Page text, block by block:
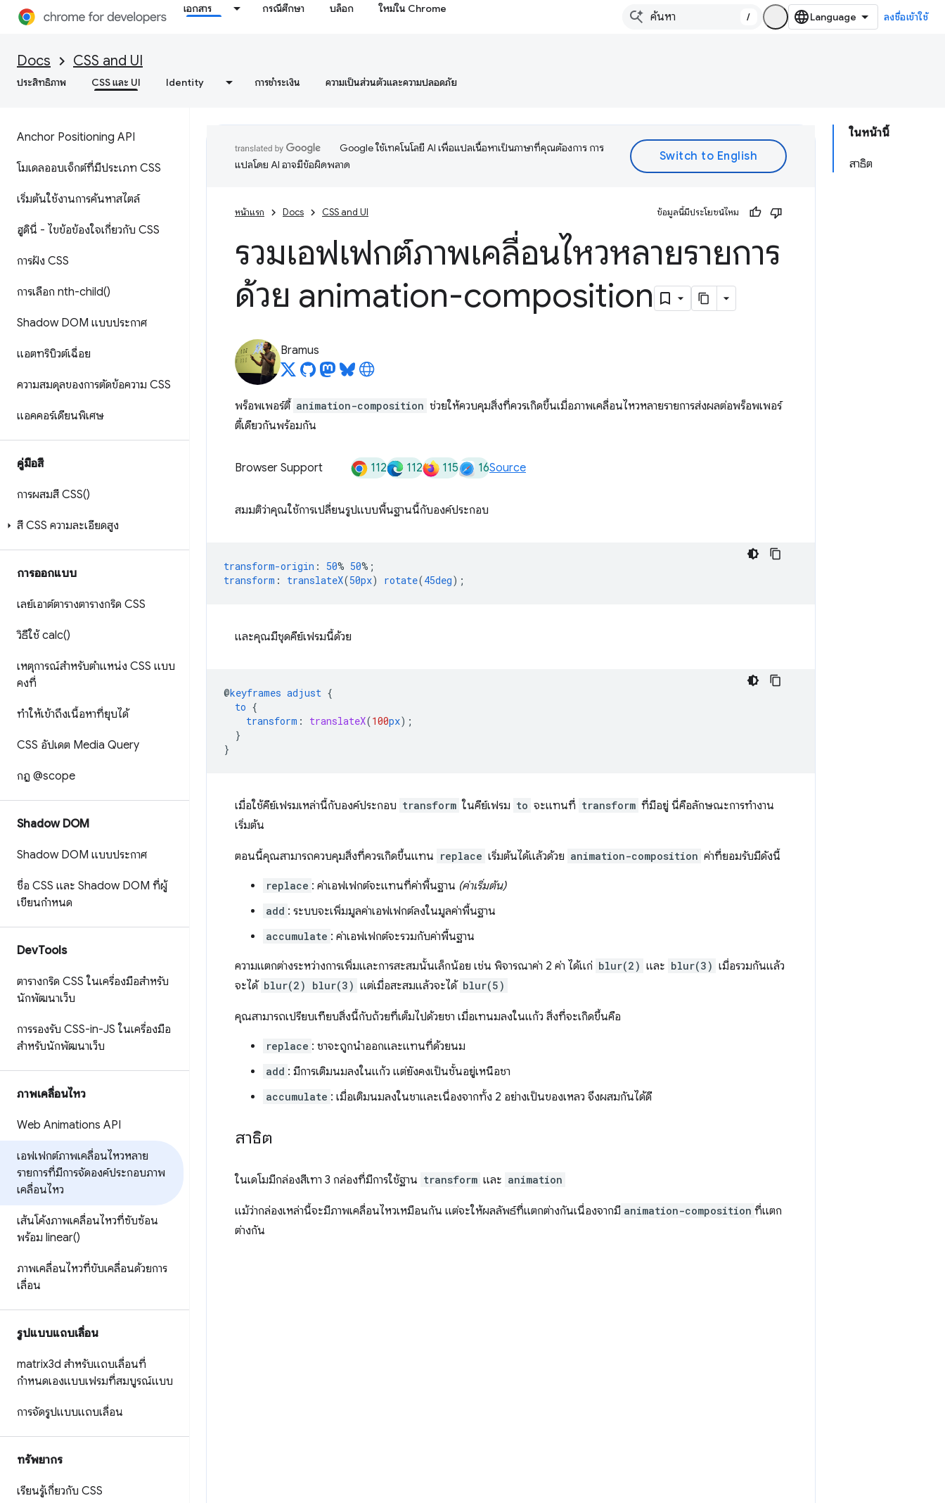
เอกสาร กรณีศึกษา บล็อก ใหม่ใน Chrome
/ ลงชื่อเข้าใช้
Docs CSS and UI
ประสิทธิภาพ CSS และ UI Identity การชำระเงิน ความเป็นส่วนตัวและความปลอดภัย
Anchor Positioning API
โมเดลออบเจ็กต์ที่มีประเภท CSS
เริ่มต้นใช้งานการค้นหาสไตล์
ฮูดินี่ - ไขข้อข้องใจเกี่ยวกับ CSS
การฝัง CSS
การเลือก nth-child()
Shadow DOM แบบประกาศ
แอตทริบิวต์เฉื่อย
ความสมดุลของการตัดข้อความ CSS
แอคคอร์เดียนพิเศษ
คู่มือสี
การผสมสี CSS()
สี CSS ความละเอียดสูง
การออกแบบ
เลย์เอาต์ตารางตารางกริด CSS
วิธีใช้ calc()
เหตุการณ์สำหรับตำแหน่ง CSS แบบ
คงที่
ทำให้เข้าถึงเนื้อหาที่ยุบได้
CSS อัปเดต Media Query
กฎ @scope
Shadow DOM
Shadow DOM แบบประกาศ
ชื่อ CSS และ Shadow DOM ที่ผู้
เขียนกำหนด
DevTools
ตารางกริด CSS ในเครื่องมือสำหรับ
นักพัฒนาเว็บ
การรองรับ CSS-in-JS ในเครื่องมือ
สำหรับนักพัฒนาเว็บ
ภาพเคลื่อนไหว
Web Animations API
เอฟเฟกต์ภาพเคลื่อนไหวหลาย
รายการที่มีการจัดองค์ประกอบภาพ
เคลื่อนไหว
เส้นโค้งภาพเคลื่อนไหวที่ซับซ้อน
พร้อม linear()
ภาพเคลื่อนไหวที่ขับเคลื่อนด้วยการ
เลื่อน
รูปแบบแถบเลื่อน
matrix3d สำหรับแถบเลื่อนที่
กำหนดเองแบบเฟรมที่สมบูรณ์แบบ
การจัดรูปแบบแถบเลื่อน
ทรัพยากร
เรียนรู้เกี่ยวกับ CSS
ในหน้านี้
สาธิต
Google ใช้เทคโนโลยี AI เพื่อแปลเนื้อหาเป็นภาษาที่คุณต้องการ การ
แปลโดย AI อาจมีข้อผิดพลาด
หน้าแรก Docs CSS and UI ข้อมูลนี้มีประโยชน์ไหม
รวมเอฟเฟกต์ภาพเคลื่อนไหวหลายรายการ
ด้วย animation-composition
Bramus
พร็อพเพอร์ตี้ animation-composition ช่วยให้ควบคุมสิ่งที่ควรเกิดขึ้นเมื่อภาพเคลื่อนไหวหลายรายการส่งผลต่อพร็อพเพอร์
ตี้เดียวกันพร้อมกัน
Browser Support 112 112 115 16Source
สมมติว่าคุณใช้การเปลี่ยนรูปแบบพื้นฐานนี้กับองค์ประกอบ
transform-origin : 50% 50%;
transform : translateX(50px) rotate(45deg);
และคุณมีชุดคีย์เฟรมนี้ด้วย
@keyframes adjust {
to {
transform : translateX(100px);
}
}
เมื่อใช้คีย์เฟรมเหล่านี้กับองค์ประกอบ transform ในคีย์เฟรม to จะแทนที่ transform ที่มีอยู่ นี่คือลักษณะการทำงาน
เริ่มต้น
ตอนนี้คุณสามารถควบคุมสิ่งที่ควรเกิดขึ้นแทน replace เริ่มต้นได้แล้วด้วย animation-composition ค่าที่ยอมรับมีดังนี้
replace : ค่าเอฟเฟกต์จะแทนที่ค่าพื้นฐาน (ค่าเริ่มต้น)
add : ระบบจะเพิ่มมูลค่าเอฟเฟกต์ลงในมูลค่าพื้นฐาน
accumulate : ค่าเอฟเฟกต์จะรวมกับค่าพื้นฐาน
ความแตกต่างระหว่างการเพิ่มและการสะสมนั้นเล็กน้อย เช่น พิจารณาค่า 2 ค่า ได้แก่ blur(2) และ blur(3) เมื่อรวมกันแล้ว
จะได้ blur(2) blur(3) แต่เมื่อสะสมแล้วจะได้ blur(5)
คุณสามารถเปรียบเทียบสิ่งนี้กับถ้วยที่เต็มไปด้วยชา เมื่อเทนมลงในแก้ว สิ่งที่จะเกิดขึ้นคือ
replace : ชาจะถูกนำออกและแทนที่ด้วยนม
add : มีการเติมนมลงในแก้ว แต่ยังคงเป็นชั้นอยู่เหนือชา
accumulate : เมื่อเติมนมลงในชาและเนื่องจากทั้ง 2 อย่างเป็นของเหลว จึงผสมกันได้ดี
สาธิต
ในเดโมมีกล่องสีเทา 3 กล่องที่มีการใช้ฐาน transform และ animation
แม้ว่ากล่องเหล่านี้จะมีภาพเคลื่อนไหวเหมือนกัน แต่จะให้ผลลัพธ์ที่แตกต่างกันเนื่องจากมี animation-composition ที่แตก
ต่างกัน